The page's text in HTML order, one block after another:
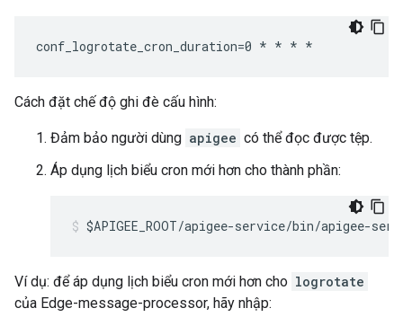
conf_logrotate_cron_duration=0 * * * *
Cách đặt chế độ ghi đè cấu hình:
Đảm bảo người dùng apigee có thể đọc được tệp.
Áp dụng lịch biểu cron mới hơn cho thành phần:
$APIGEE_ROOT/apigee-service/bin/apigee-
Ví dụ: để áp dụng lịch biểu cron mới hơn cho logrotate
của Edge-message-processor, hãy nhập: